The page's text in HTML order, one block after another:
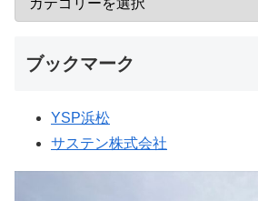
ブックマーク
YSP浜松
サステン株式会社